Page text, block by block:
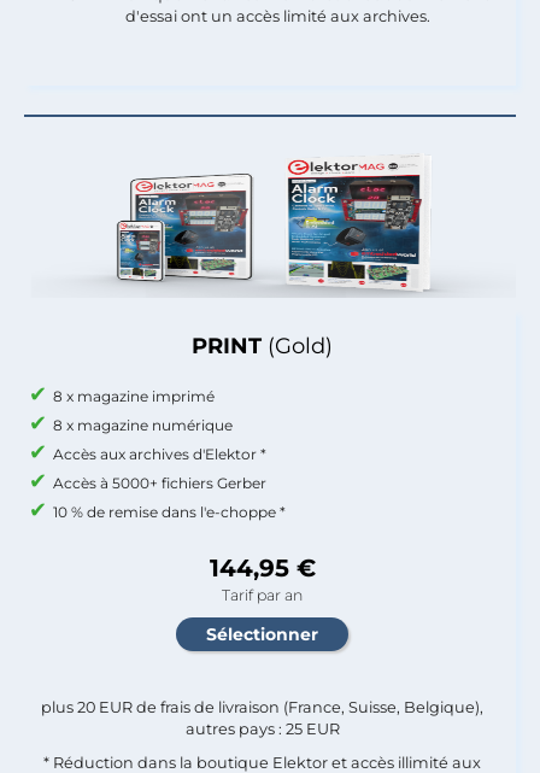
PRINT (Gold)
8 x magazine imprimé
8 x magazine numérique
Accès aux archives d'Elektor *
Accès à 5000+ fichiers Gerber
10 % de remise dans l'e-choppe *
144,95 €
Tarif par an
plus 20 EUR de frais de livraison (France, Suisse, Belgique),
autres pays : 25 EUR
* Réduction dans la boutique Elektor et accès illimité aux
d'essai ont un accès limité aux archives.